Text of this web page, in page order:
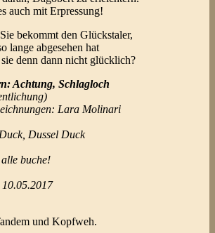
auch mit Erpressung!
bekommt den Glückstaler,
lange abgesehen hat
denn dann nicht glücklich?
Achtung, Schlagloch
Lara Molinari
Dussel Duck
buche!
und Kopfweh.